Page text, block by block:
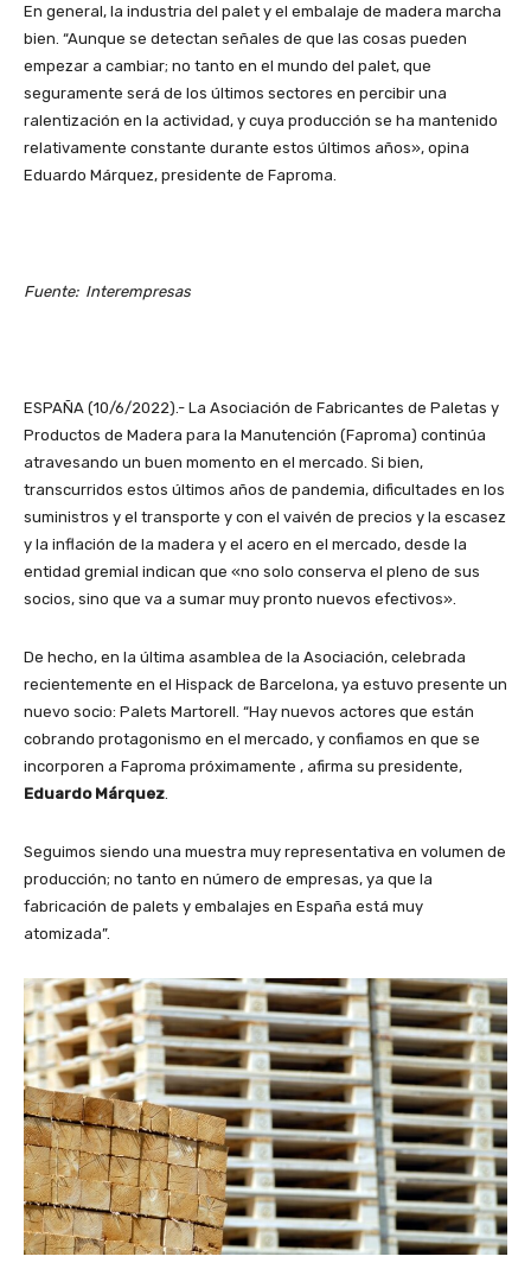
En general, la industria del palet y el embalaje de madera marcha
bien. “Aunque se detectan señales de que las cosas pueden
empezar a cambiar; no tanto en el mundo del palet, que
seguramente será de los últimos sectores en percibir una
ralentización en la actividad, y cuya producción se ha mantenido
relativamente constante durante estos últimos años», opina
Eduardo Márquez, presidente de Faproma.
Fuente: Interempresas
ESPAÑA (10/6/2022).- La Asociación de Fabricantes de Paletas y
Productos de Madera para la Manutención (Faproma) continúa
atravesando un buen momento en el mercado. Si bien,
transcurridos estos últimos años de pandemia, dificultades en los
suministros y el transporte y con el vaivén de precios y la escasez
y la inflación de la madera y el acero en el mercado, desde la
entidad gremial indican que «no solo conserva el pleno de sus
socios, sino que va a sumar muy pronto nuevos efectivos».
De hecho, en la última asamblea de la Asociación, celebrada
recientemente en el Hispack de Barcelona, ya estuvo presente un
nuevo socio: Palets Martorell. “Hay nuevos actores que están
cobrando protagonismo en el mercado, y confiamos en que se
incorporen a Faproma próximamente , afirma su presidente,
Eduardo Márquez
Seguimos siendo una muestra muy representativa en volumen de
producción; no tanto en número de empresas, ya que la
fabricación de palets y embalajes en España está muy
atomizada”.